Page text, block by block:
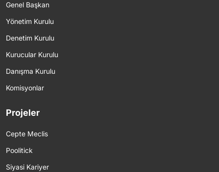
Genel Başkan
Yönetim Kurulu
Denetim Kurulu
Kurucular Kurulu
Danışma Kurulu
Komisyonlar
Projeler
Cepte Meclis
Poolitick
Siyasi Kariyer